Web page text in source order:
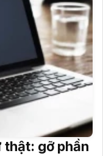
gỡ phần